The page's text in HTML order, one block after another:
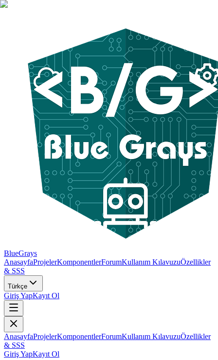
BlueGrays
AnasayfaProjelerKomponentlerForumKullanım KılavuzuÖzellikler
& SSS
Türkçe
Giriş YapKayıt Ol
AnasayfaProjelerKomponentlerForumKullanım KılavuzuÖzellikler
& SSS
Giriş YapKayıt Ol